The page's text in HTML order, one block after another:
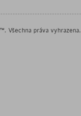
Všechna práva vyhrazena.